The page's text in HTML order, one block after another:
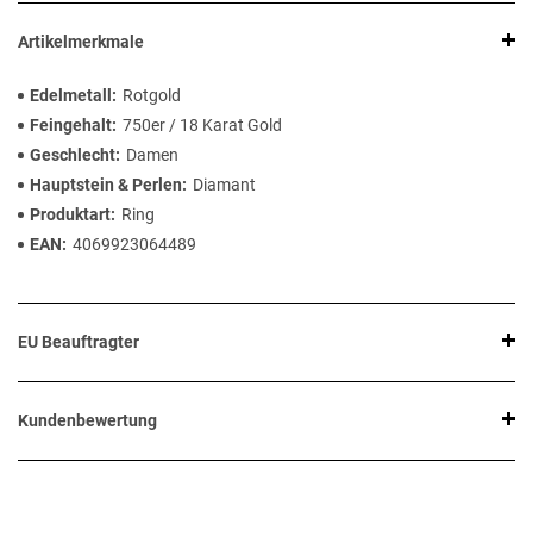
Artikelmerkmale
Edelmetall
Rotgold
Feingehalt 750er / 18 Karat Gold
Geschlecht
Damen
Hauptstein & Perlen
Diamant
Produktart
Ring
EAN
4069923064489
EU Beauftragter
Kundenbewertung